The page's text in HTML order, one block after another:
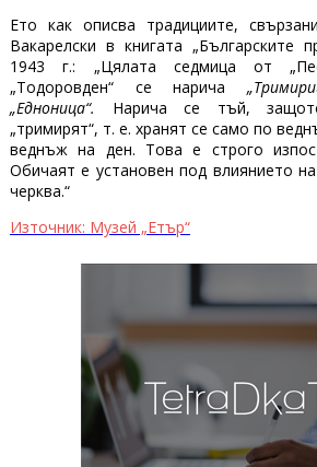
Ето как описва традициите,
Вакарелски в книгата „Българските
1943 г.: „Цялата седмица от
„Тодоровден“ се нарича
„Едноница“. Нарича се тъй,
„тримирят“, т. е. хранят се само по
веднъж на ден. Това е строго
Обичаят е установен под влиянието
черква.“
Източник: Музей „Етър“